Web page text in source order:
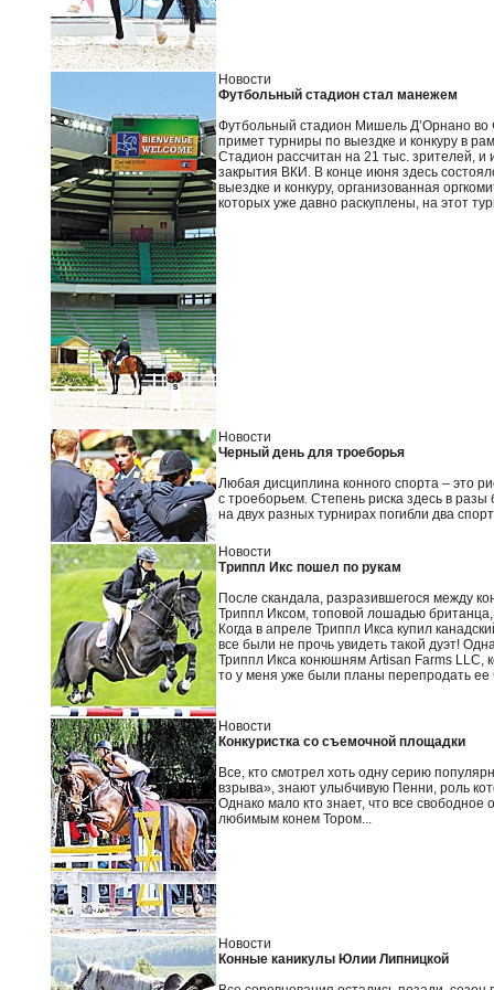
Новости
Футбольный стадион стал манежем
Футбольный стадион Мишель Д’Орнано во
примет турниры по выездке и конкуру в
Стадион рассчитан на 21 тыс. зрителей,
закрытия ВКИ. В конце июня здесь
выездке и конкуру, организованная
которых уже давно раскуплены, на этот
Новости
Черный день для троеборья
Любая дисциплина конного спорта – это
с троеборьем. Степень риска здесь в
на двух разных турнирах погибли два
Новости
Триппл Икс пошел по рукам
После скандала, разразившегося между
Триппл Иксом, топовой лошадью
Когда в апреле Триппл Икса купил
все были не прочь увидеть такой дуэт!
Триппл Икса конюшням Artisan Farms LLC,
то у меня уже были планы перепродать ее
Новости
Конкуристка со съемочной площадки
Все, кто смотрел хоть одну серию
взрыва», знают улыбчивую Пенни, роль
Однако мало кто знает, что все
любимым конем Тором...
Новости
Конные каникулы Юлии Липницкой